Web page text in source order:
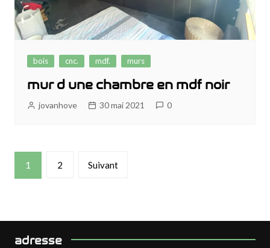
bois cnc. mdf. murs
mur d une chambre en mdf noir
jovanhove 30 mai 2021 0
Posts
pagination
1 2 Suivant
adresse